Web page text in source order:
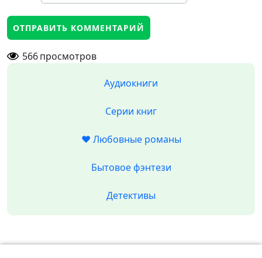
566просмотров
Аудиокниги
Серии книг
❤️ Любовные романы
Бытовое фэнтези
Детективы